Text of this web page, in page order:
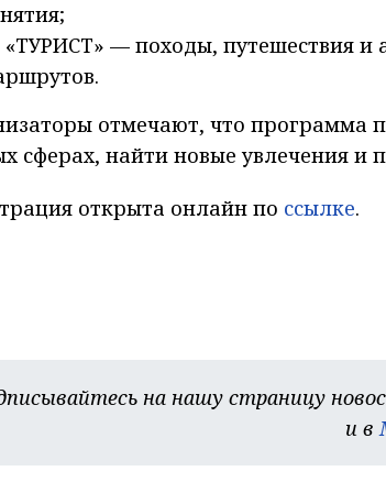
«ТУРИСТ» — походы, путешествия и
отмечают, что программа
сферах, найти новые увлечения и
открыта онлайн по ссылке.
на нашу страницу
и в